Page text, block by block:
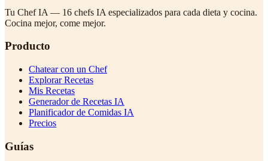
Tu Chef IA — 16 chefs IA especializados para cada dieta y cocina.
Cocina mejor, come mejor.
Producto
Chatear con un Chef
Explorar Recetas
Mis Recetas
Generador de Recetas IA
Planificador de Comidas IA
Precios
Guías